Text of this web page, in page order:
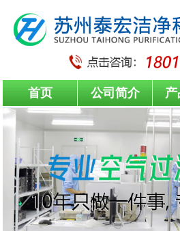
首页 公司简介